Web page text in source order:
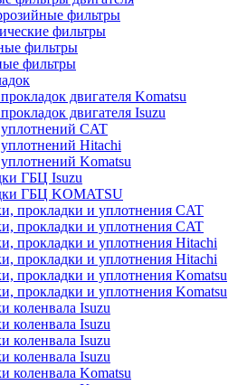
фильтры
фильтры
фильтры
фильтры
двигателя Komatsu
двигателя Isuzu
CAT
Hitachi
Komatsu
ГБЦ Isuzu
ГБЦ KOMATSU
прокладки и уплотнения CAT
прокладки и уплотнения CAT
прокладки и уплотнения Hitachi
прокладки и уплотнения Hitachi
прокладки и уплотнения Komatsu
прокладки и уплотнения Komatsu
коленвала Isuzu
коленвала Isuzu
коленвала Isuzu
коленвала Isuzu
коленвала Komatsu